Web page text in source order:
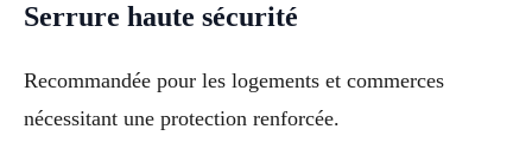
Serrure haute sécurité
Recommandée pour les logements et commerces
nécessitant une protection renforcée.